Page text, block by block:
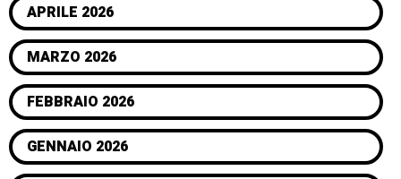
APRILE 2026
MARZO 2026
FEBBRAIO 2026
GENNAIO 2026